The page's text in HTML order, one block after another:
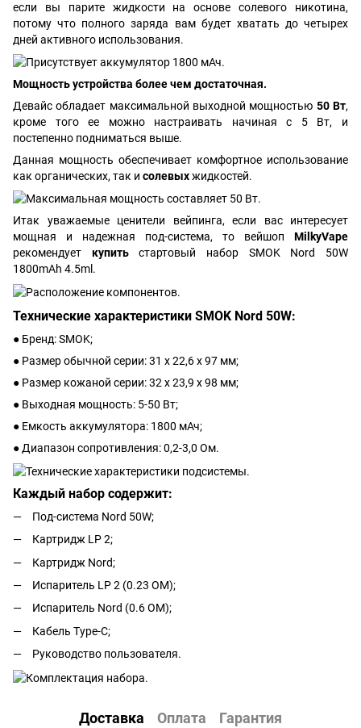
если вы парите жидкости на основе солевого никотина,
потому что полного заряда вам будет хватать до четырех
дней активного использования.
Мощность устройства более чем достаточная.
Девайс обладает максимальной выходной мощностью 50 Вт,
кроме того ее можно настраивать начиная с 5 Вт, и
постепенно подниматься выше.
Данная мощность обеспечивает комфортное использование
как органических, так и солевыхжидкостей.
Итак уважаемые ценители вейпинга, если вас интересует
мощная и надежная под-система, то вейшоп MilkyVape
рекомендует купитьстартовый набор SMOK Nord 50W
1800mAh 4.5ml.
Технические характеристики SMOK Nord 50W:
● Бренд: SMOK;
● Размер обычной серии: 31 x 22,6 x 97 мм;
● Размер кожаной серии: 32 x 23,9 x 98 мм;
● Выходная мощность: 5-50 Вт;
● Емкость аккумулятора: 1800 мАч;
● Диапазон сопротивления: 0,2-3,0 Ом.
Каждый набор содержит:
Под-система Nord 50W;
Картридж LP 2;
Картридж Nord;
Испаритель LP 2 (0.23 ОМ);
Испаритель Nord (0.6 ОМ);
Кабель Type-C;
Руководство пользователя.
Доставка Оплата Гарантия